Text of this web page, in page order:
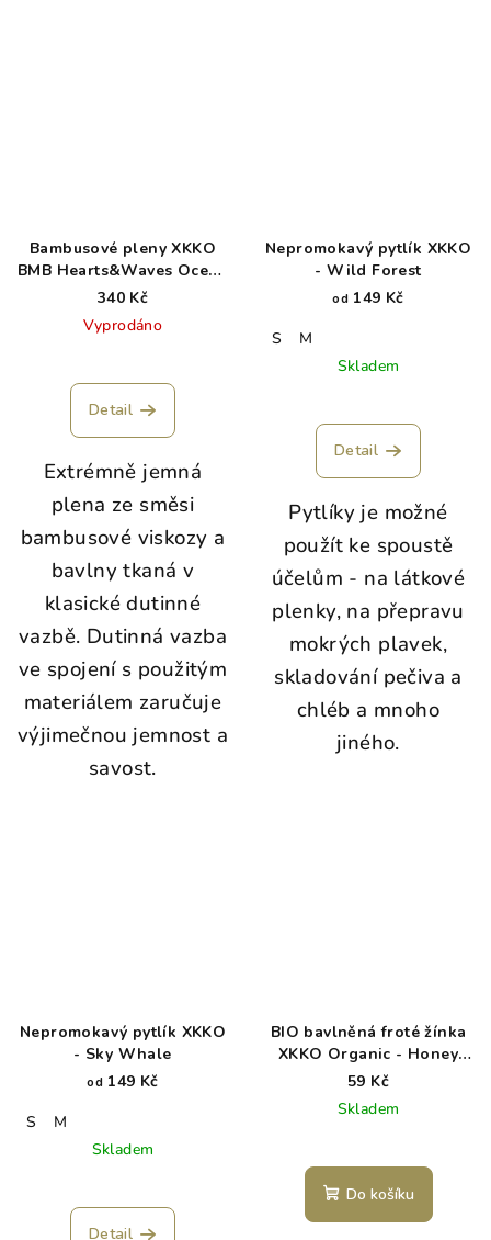
Bambusové pleny XKKO
BMB Hearts&Waves Ocean
Blue MIX 70x70cm - 3ks
340 Kč
Vyprodáno
Detail
Extrémně jemná
plena ze směsi
bambusové viskozy a
bavlny tkaná v
klasické dutinné
vazbě. Dutinná vazba
ve spojení s použitým
materiálem zaručuje
výjimečnou jemnost a
savost.
Nepromokavý pytlík XKKO
- Wild Forest
od 149 Kč
S
M
Skladem
Detail
Pytlíky je možné
použít ke spoustě
účelům - na látkové
plenky, na přepravu
mokrých plavek,
skladování pečiva a
chléb a mnoho
jiného.
Nepromokavý pytlík XKKO
- Sky Whale
od 149 Kč
S
M
Skladem
Detail
BIO bavlněná froté žínka
XKKO Organic - Honey
Mustard
59 Kč
Skladem
Do košíku